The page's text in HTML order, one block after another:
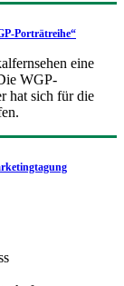
Porträtreihe“
eine
WGP-
hat sich für die